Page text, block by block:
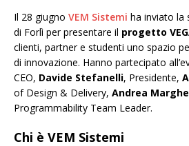
Il 28 giugno VEM Sistemi ha inviato la
di Forlì per presentare il progetto
clienti, partner e studenti uno spazio
di innovazione. Hanno partecipato
CEO, Davide Stefanelli, Presidente,
of Design & Delivery, Andrea
Programmability Team Leader.
Chi è VEM Sistemi